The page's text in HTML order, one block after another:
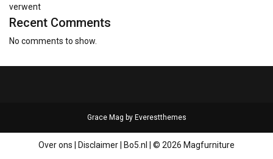
verwent
Recent Comments
No comments to show.
Grace Mag by Everestthemes
Over ons Disclaimer Bo5.nl © 2026 Magfurniture